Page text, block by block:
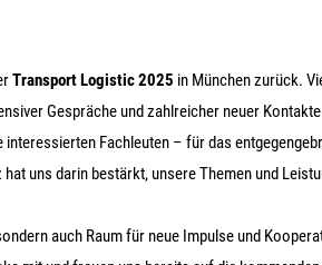
Transport Logistic 2025 in München zurück.
Gespräche und zahlreicher neuer
Fachleuten – für das
uns darin bestärkt, unsere Themen und
auch Raum für neue Impulse und